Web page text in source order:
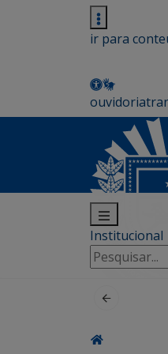
ir para
ouvidoria
Institucional
Pesquisar
por: